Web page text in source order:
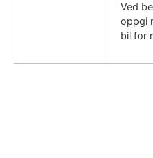
Ved
oppgi
bil for